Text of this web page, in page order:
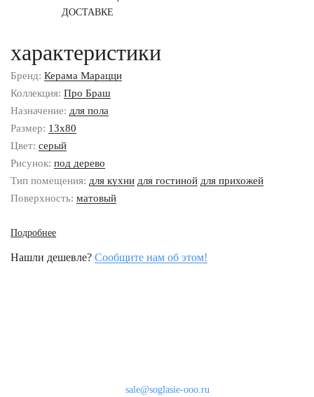
ДОСТАВКЕ
характеристики
Бренд: Керама Марацци
Коллекция: Про Браш
Назначение: для пола
Размер: 13x80
Цвет: серый
Рисунок: под дерево
Тип помещения: для кухни для гостиной для прихожей
Поверхность: матовый
Подробнее
Нашли дешевле? Сообщите нам об этом!
sale@soglasie-ooo.ru